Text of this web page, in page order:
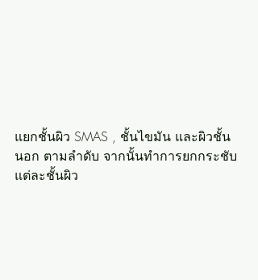
แยกชั้นผิว SMAS , ชั้นไขมัน และผิวชั้น
นอก ตามลำดับ จากนั้นทำการยกกระชับ
แต่ละชั้นผิว